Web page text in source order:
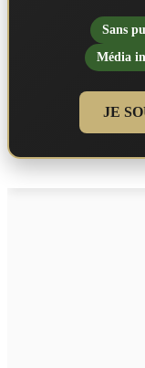
Sans
Média
JE